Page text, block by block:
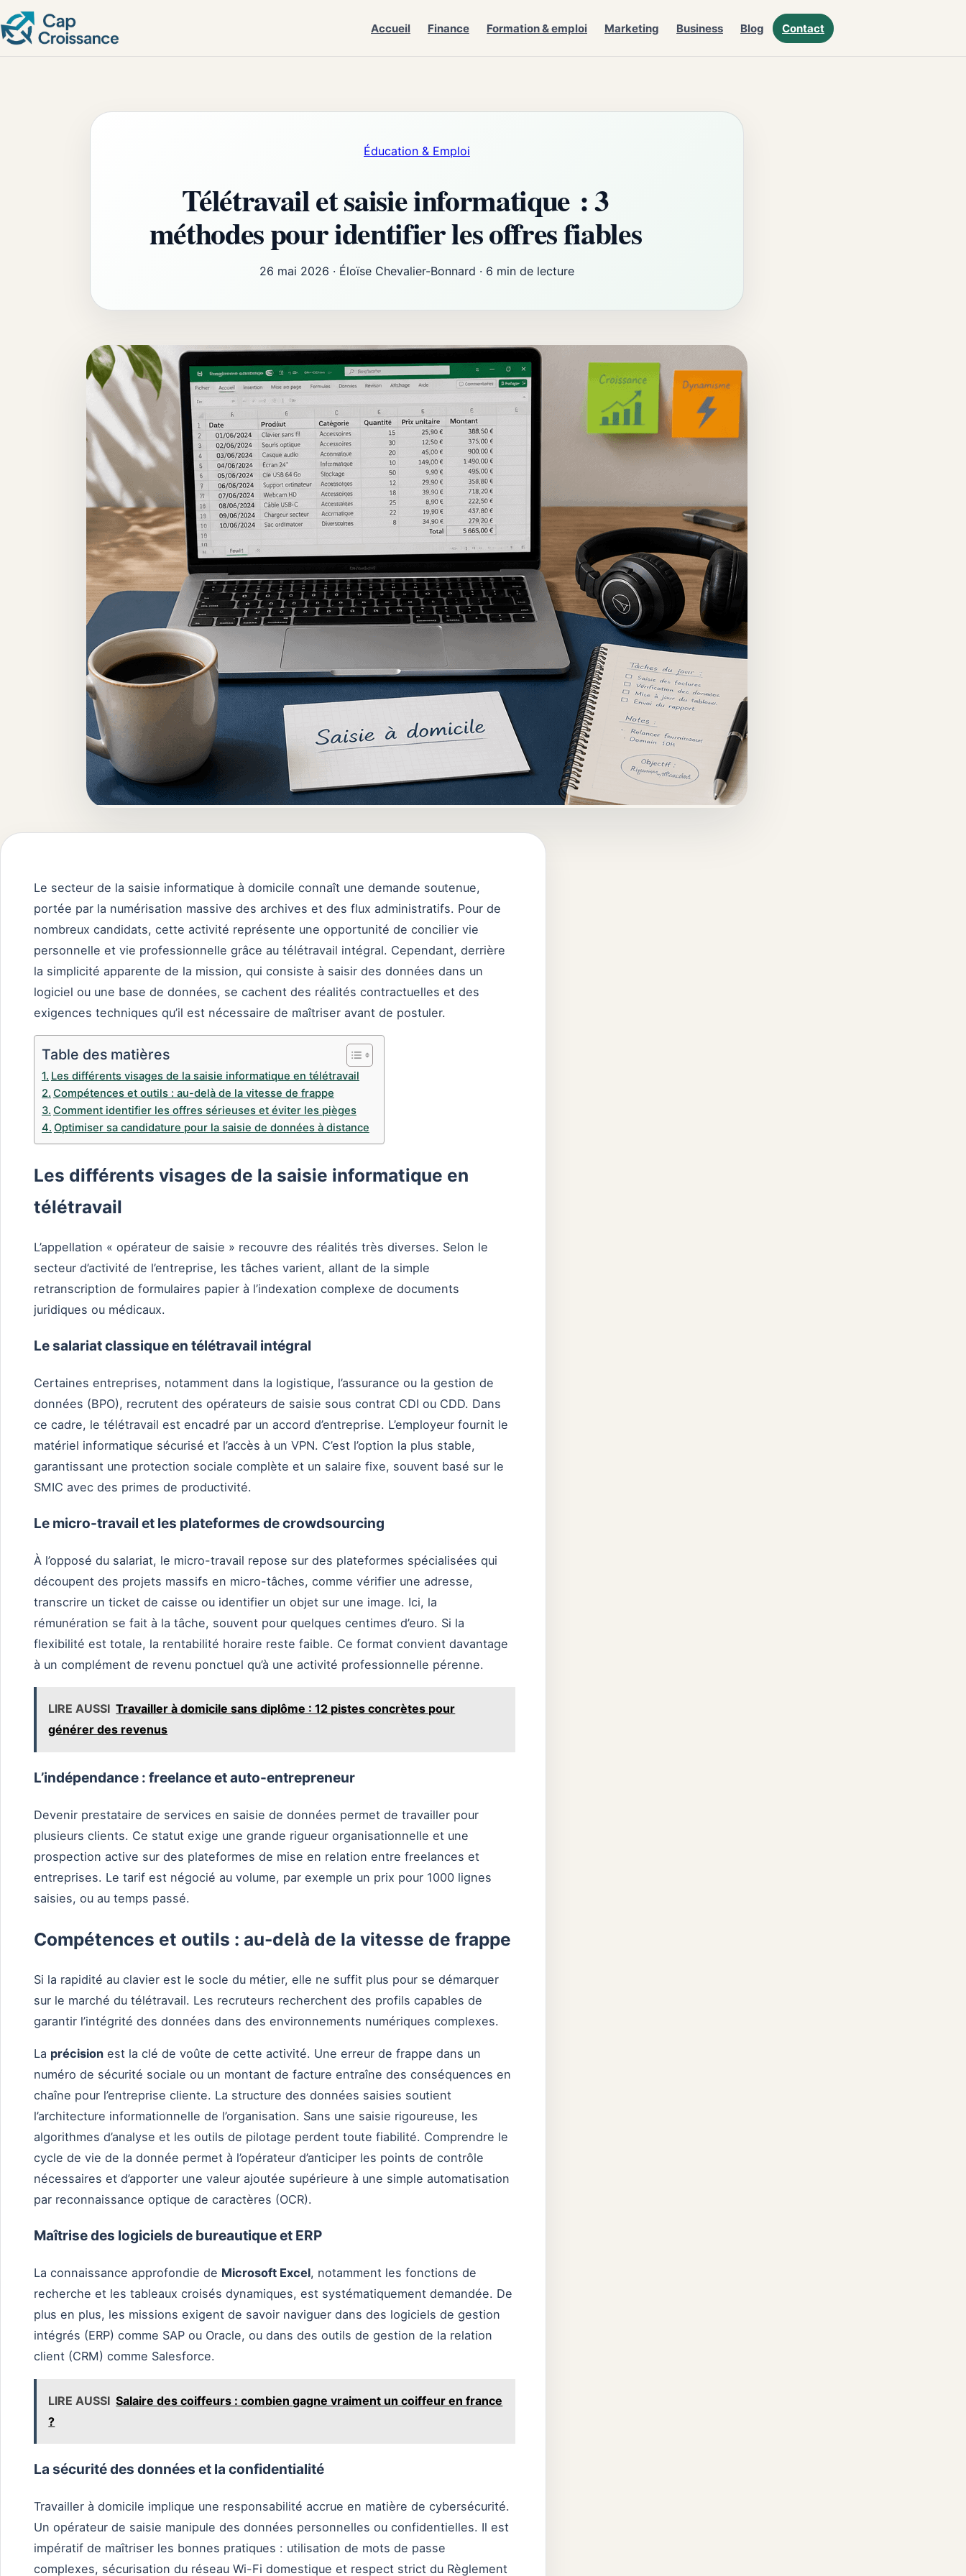
Accueil Finance Formation & emploi Marketing Business Blog Contact
Éducation & Emploi
Télétravail et saisie informatique : 3
méthodes pour identifier les offres fiables
26 mai 2026 · Éloïse Chevalier-Bonnard · 6 min de lecture
Le secteur de la saisie informatique à domicile connaît une demande soutenue,
portée par la numérisation massive des archives et des flux administratifs. Pour de
nombreux candidats, cette activité représente une opportunité de concilier vie
personnelle et vie professionnelle grâce au télétravail intégral. Cependant, derrière
la simplicité apparente de la mission, qui consiste à saisir des données dans un
logiciel ou une base de données, se cachent des réalités contractuelles et des
exigences techniques qu’il est nécessaire de maîtriser avant de postuler.
Table des matières
Les différents visages de la saisie informatique en télétravail
Compétences et outils : au-delà de la vitesse de frappe
Comment identifier les offres sérieuses et éviter les pièges
Optimiser sa candidature pour la saisie de données à distance
Les différents visages de la saisie informatique en
télétravail
L’appellation « opérateur de saisie » recouvre des réalités très diverses. Selon le
secteur d’activité de l’entreprise, les tâches varient, allant de la simple
retranscription de formulaires papier à l’indexation complexe de documents
juridiques ou médicaux.
Le salariat classique en télétravail intégral
Certaines entreprises, notamment dans la logistique, l’assurance ou la gestion de
données (BPO), recrutent des opérateurs de saisie sous contrat CDI ou CDD. Dans
ce cadre, le télétravail est encadré par un accord d’entreprise. L’employeur fournit le
matériel informatique sécurisé et l’accès à un VPN. C’est l’option la plus stable,
garantissant une protection sociale complète et un salaire fixe, souvent basé sur le
SMIC avec des primes de productivité.
Le micro-travail et les plateformes de crowdsourcing
À l’opposé du salariat, le micro-travail repose sur des plateformes spécialisées qui
découpent des projets massifs en micro-tâches, comme vérifier une adresse,
transcrire un ticket de caisse ou identifier un objet sur une image. Ici, la
rémunération se fait à la tâche, souvent pour quelques centimes d’euro. Si la
flexibilité est totale, la rentabilité horaire reste faible. Ce format convient davantage
à un complément de revenu ponctuel qu’à une activité professionnelle pérenne.
LIRE AUSSI Travailler à domicile sans diplôme : 12 pistes concrètes pour
générer des revenus
L’indépendance : freelance et auto-entrepreneur
Devenir prestataire de services en saisie de données permet de travailler pour
plusieurs clients. Ce statut exige une grande rigueur organisationnelle et une
prospection active sur des plateformes de mise en relation entre freelances et
entreprises. Le tarif est négocié au volume, par exemple un prix pour 1000 lignes
saisies, ou au temps passé.
Compétences et outils : au-delà de la vitesse de frappe
Si la rapidité au clavier est le socle du métier, elle ne suffit plus pour se démarquer
sur le marché du télétravail. Les recruteurs recherchent des profils capables de
garantir l’intégrité des données dans des environnements numériques complexes.
La précision est la clé de voûte de cette activité. Une erreur de frappe dans un
numéro de sécurité sociale ou un montant de facture entraîne des conséquences en
chaîne pour l’entreprise cliente. La structure des données saisies soutient
l’architecture informationnelle de l’organisation. Sans une saisie rigoureuse, les
algorithmes d’analyse et les outils de pilotage perdent toute fiabilité. Comprendre le
cycle de vie de la donnée permet à l’opérateur d’anticiper les points de contrôle
nécessaires et d’apporter une valeur ajoutée supérieure à une simple automatisation
par reconnaissance optique de caractères (OCR).
Maîtrise des logiciels de bureautique et ERP
La connaissance approfondie de Microsoft Excel, notamment les fonctions de
recherche et les tableaux croisés dynamiques, est systématiquement demandée. De
plus en plus, les missions exigent de savoir naviguer dans des logiciels de gestion
intégrés (ERP) comme SAP ou Oracle, ou dans des outils de gestion de la relation
client (CRM) comme Salesforce.
LIRE AUSSI Salaire des coiffeurs : combien gagne vraiment un coiffeur en france
?
La sécurité des données et la confidentialité
Travailler à domicile implique une responsabilité accrue en matière de cybersécurité.
Un opérateur de saisie manipule des données personnelles ou confidentielles. Il est
impératif de maîtriser les bonnes pratiques : utilisation de mots de passe
complexes, sécurisation du réseau Wi-Fi domestique et respect strict du Règlement